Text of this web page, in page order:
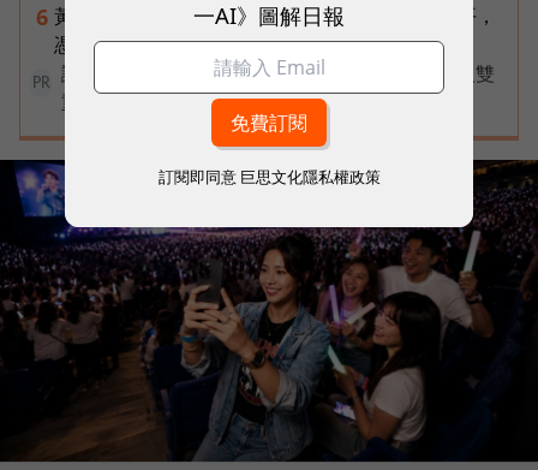
6 黃仁勳兆元宴永遠站最後一排！最低調的二代鄭平，
憑什麼讓台達電被市場重新定價？
PR
讓永續成為看得見的力量！國際品牌X百大經理人雙
重榮譽認證，放大永續價值影響力
一AI》圖解日報
訂閱即同意 巨思文化隱私權政策